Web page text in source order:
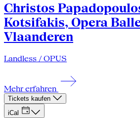
Christos
Kotsifakis, Opera
Vlaanderen
Landless / OPUS
Mehr erfahren
Tickets kaufen
iCal